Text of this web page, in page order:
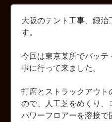
大阪のテント工事、鍛
す。
今回は東京某所でバッ
事に行って来ました。
打席とストラックアウト
ので、人工芝をめくり、
パワーフロアーを溶接で